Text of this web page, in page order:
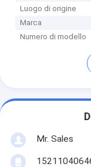
Luogo di origine
Marca
Numero di modello
Mr. Sales